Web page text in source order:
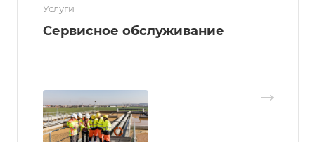
Услуги
Сервисное обслуживание